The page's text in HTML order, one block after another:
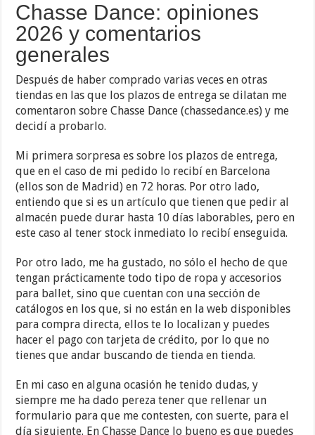
Chasse Dance: opiniones
2026 y comentarios
generales
Después de haber comprado varias veces en otras
tiendas en las que los plazos de entrega se dilatan me
comentaron sobre Chasse Dance (chassedance.es) y me
decidí a probarlo.
Mi primera sorpresa es sobre los plazos de entrega,
que en el caso de mi pedido lo recibí en Barcelona
(ellos son de Madrid) en 72 horas. Por otro lado,
entiendo que si es un artículo que tienen que pedir al
almacén puede durar hasta 10 días laborables, pero en
este caso al tener stock inmediato lo recibí enseguida.
Por otro lado, me ha gustado, no sólo el hecho de que
tengan prácticamente todo tipo de ropa y accesorios
para ballet, sino que cuentan con una sección de
catálogos en los que, si no están en la web disponibles
para compra directa, ellos te lo localizan y puedes
hacer el pago con tarjeta de crédito, por lo que no
tienes que andar buscando de tienda en tienda.
En mi caso en alguna ocasión he tenido dudas, y
siempre me ha dado pereza tener que rellenar un
formulario para que me contesten, con suerte, para el
día siguiente. En Chasse Dance lo bueno es que puedes